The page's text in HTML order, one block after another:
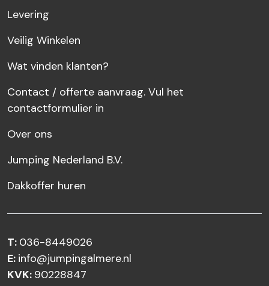
Levering
Veilig Winkelen
Wat vinden klanten?
Contact / offerte aanvraag. Vul het
contactformulier in
Over ons
Jumping Nederland B.V.
Dakkoffer huren
T: 036-8449026
E: info@jumpingalmere.nl
KVK: 90228847